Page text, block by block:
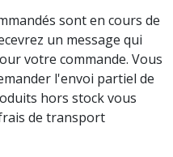
sont en cours de
un message qui
votre commande. Vous
l'envoi partiel de
hors stock vous
de transport